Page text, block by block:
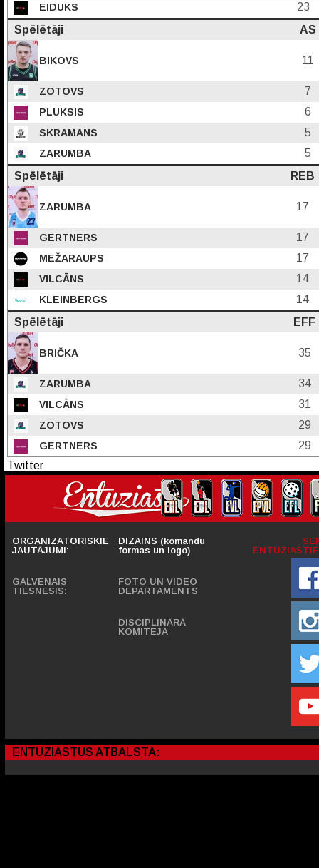
EIDUKS
23
Spēlētāji
AS
BIKOVS 11
ZOTOVS 7
PLUKSIS 6
SKRAMANS 5
ZARUMBA
5
Spēlētāji
REB
ZARUMBA 17
GERTNERS 17
MEŽARAUPS 17
VILCĀNS 14
KLEINBERGS
14
Spēlētāji
EFF
BRIČKA 35
ZARUMBA 34
VILCĀNS 31
ZOTOVS 29
GERTNERS
29
Twitter
ORGANIZATORISKIE
JAUTĀJUMI:
GALVENAIS
TIESNESIS:
DIZAINS (komandu
formas un logo)
FOTO UN VIDEO
DEPARTAMENTS
DISCIPLINĀRĀ
KOMITEJA
ENTUZIASTUS ATBALSTA: